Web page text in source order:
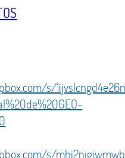
s/
s/